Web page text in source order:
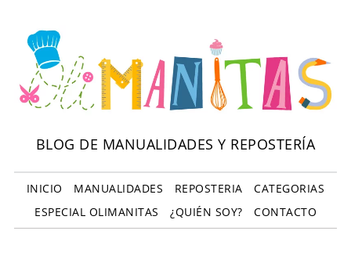
BLOG DE MANUALIDADES Y REPOSTERÍA
INICIO MANUALIDADES REPOSTERIA
CATEGORIAS
ESPECIAL OLIMANITAS
¿QUIÉN SOY? CONTACTO